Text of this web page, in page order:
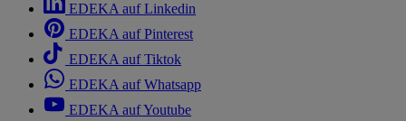
EDEKA auf Linkedin
EDEKA auf Pinterest
EDEKA auf Tiktok
EDEKA auf Whatsapp
EDEKA auf Youtube